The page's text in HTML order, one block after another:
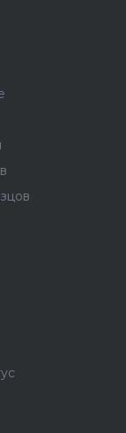
тона
с таким же
так же,
в